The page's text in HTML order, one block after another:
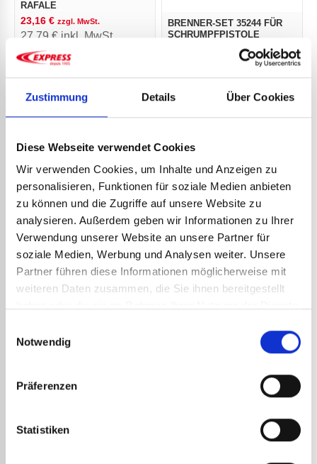
Zustimmung Details Über Cookies
Diese Webseite verwendet Cookies
Wir verwenden Cookies, um Inhalte und Anzeigen zu
personalisieren, Funktionen für soziale Medien anbieten
zu können und die Zugriffe auf unsere Website zu
analysieren. Außerdem geben wir Informationen zu Ihrer
Verwendung unserer Website an unsere Partner für
soziale Medien, Werbung und Analysen weiter. Unsere
Partner führen diese Informationen möglicherweise mit
weiteren Daten zusammen, die Sie ihnen bereitgestellt
Notwendig
Präferenzen
Statistiken
RAFALE
23,16 € zzgl. MwSt.
27,79 € inkl. MwSt.
Art.-Nr.:35088
BRENNER-SET 35244 FÜR
SCHRUMPFPISTOLE
zzgl. MwSt.
246,49€inkl. MwSt.
Art.-Nr.:
SCHRUMPFPISTOLE
35242